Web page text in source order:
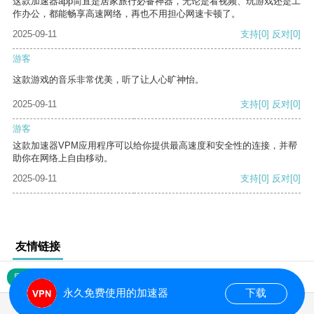
作办公，都能畅享高速网络，再也不用担心网速卡顿了。
2025-09-11
支持[0] 反对[0]
游客
这款游戏的音乐非常优美，听了让人心旷神怡。
2025-09-11 支持[0] 反对[0]
游客
这款加速器VPM应用程序可以给你提供最高速度和安全性的连接，并帮
助你在网络上自由移动。
2025-09-11
支持[0] 反对[0]
友情链接
网站地图
永久免费使用的加速器 下载